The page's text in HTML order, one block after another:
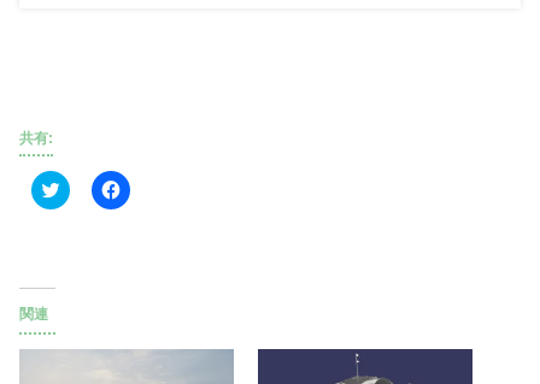
共有:
ク
リ
F
a
関連